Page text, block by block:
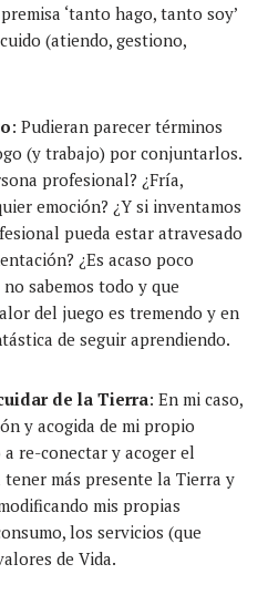
‘tanto hago, tanto soy’
(atiendo, gestiono,
: Pudieran parecer términos
(y trabajo) por conjuntarlos.
profesional? ¿Fría,
emoción? ¿Y si inventamos
pueda estar atravesado
¿Es acaso poco
sabemos todo y que
del juego es tremendo y en
de seguir aprendiendo.
de la Tierra: En mi caso,
y acogida de mi propio
re-conectar y acoger el
tener más presente la Tierra y
mis propias
los servicios (que
de Vida.